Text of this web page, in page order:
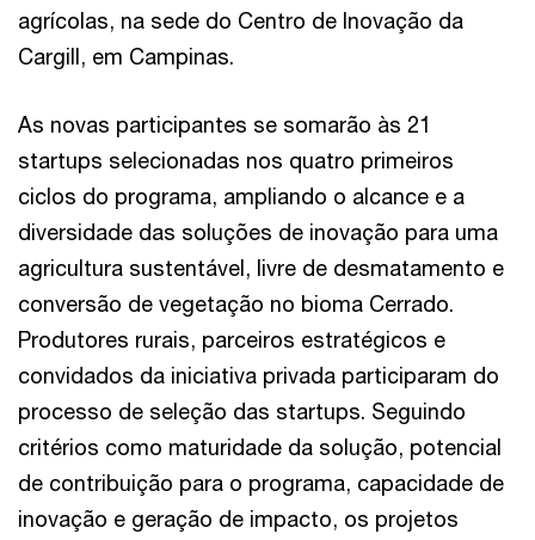
agrícolas, na sede do Centro de Inovação da
Cargill, em Campinas.
As novas participantes se somarão às 21
startups selecionadas nos quatro primeiros
ciclos do programa, ampliando o alcance e a
diversidade das soluções de inovação para uma
agricultura sustentável, livre de desmatamento e
conversão de vegetação no bioma Cerrado.
Produtores rurais, parceiros estratégicos e
convidados da iniciativa privada participaram do
processo de seleção das startups. Seguindo
critérios como maturidade da solução, potencial
de contribuição para o programa, capacidade de
inovação e geração de impacto, os projetos